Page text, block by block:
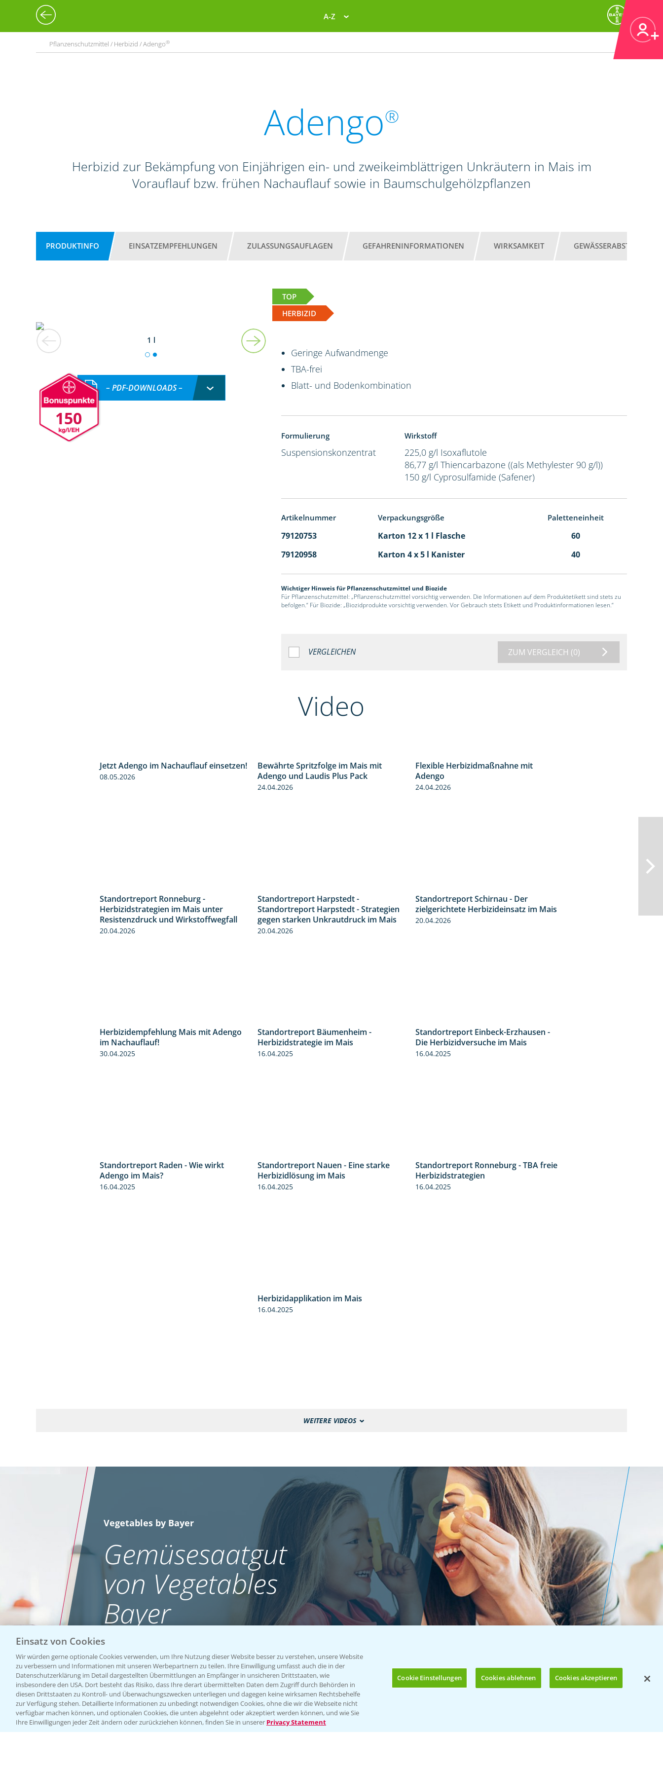
A-Z
Pflanzenschutzmittel / Herbizid / Adengo®
Adengo®
Herbizid zur Bekämpfung von Einjährigen ein- und zweikeimblättrigen Unkräutern in Mais im
Vorauflauf bzw. frühen Nachauflauf sowie in Baumschulgehölzpflanzen
PRODUKTINFO EINSATZEMPFEHLUNGEN ZULASSUNGSAUFLAGEN GEFAHRENINFORMATIONEN WIRKSAMKEIT GEWÄSSERABSTAND
TOP
HERBIZID
1 l
150
– PDF-DOWNLOADS –
Geringe Aufwandmenge
TBA-frei
Blatt- und Bodenkombination
Formulierung
Suspensionskonzentrat
Wirkstoff
225,0 g/l Isoxaflutole
86,77 g/l Thiencarbazone ((als Methylester 90 g/l))
150 g/l Cyprosulfamide (Safener)
Artikelnummer Verpackungsgröße Paletteneinheit
79120753 Karton 12 x 1 l Flasche
60
79120958
Karton 4 x 5 l Kanister 40
Wichtiger Hinweis für Pflanzenschutzmittel und Biozide
Für Pflanzenschutzmittel: „Pflanzenschutzmittel vorsichtig verwenden. Die Informationen auf dem Produktetikett sind stets zu
befolgen.“ Für Biozide: „Biozidprodukte vorsichtig verwenden. Vor Gebrauch stets Etikett und Produktinformationen lesen.“
VERGLEICHEN ZUM VERGLEICH (0)
Video
Jetzt Adengo im Nachauflauf einsetzen!
08.05.2026
Bewährte Spritzfolge im Mais mit
Adengo und Laudis Plus Pack
24.04.2026
Flexible Herbizidmaßnahne mit
Adengo
24.04.2026
Standortreport Ronneburg -
Herbizidstrategien im Mais unter
Resistenzdruck und Wirkstoffwegfall
20.04.2026
9:11
Standortreport Harpstedt -
Standortreport Harpstedt - Strategien
gegen starken Unkrautdruck im Mais
20.04.2026
9:27
Standortreport Schirnau - Der
zielgerichtete Herbizideinsatz im Mais
20.04.2026
1:27
Herbizidempfehlung Mais mit Adengo
im Nachauflauf!
30.04.2025
Standortreport Bäumenheim -
Herbizidstrategie im Mais
16.04.2025
Standortreport Einbeck-Erzhausen -
Die Herbizidversuche im Mais
16.04.2025
Standortreport Raden - Wie wirkt
Adengo im Mais?
16.04.2025
Standortreport Nauen - Eine starke
Herbizidlösung im Mais
16.04.2025
Standortreport Ronneburg - TBA freie
Herbizidstrategien
16.04.2025
Herbizidapplikation im Mais
16.04.2025
WEITERE VIDEOS
Bis zu 4 Produkte vergleichen:
Vegetables by Bayer
Gemüsesaatgut
von Vegetables
Bayer
WEBSITE BESUCHEN
Einsatz von Cookies
Wir würden gerne optionale Cookies verwenden, um Ihre Nutzung dieser Website besser zu verstehen, unsere Website
zu verbessern und Informationen mit unseren Werbepartnern zu teilen. Ihre Einwilligung umfasst auch die in der
Datenschutzerklärung im Detail dargestellten Übermittlungen an Empfänger in unsicheren Drittstaaten, wie
insbesondere den USA. Dort besteht das Risiko, dass Ihre derart übermittelten Daten dem Zugriff durch Behörden in
diesen Drittstaaten zu Kontroll- und Überwachungszwecken unterliegen und dagegen keine wirksamen Rechtsbehelfe
zur Verfügung stehen. Detaillierte Informationen zu unbedingt notwendigen Cookies, ohne die wir die Webseite nicht
verfügbar machen können, und optionalen Cookies, die unten abgelehnt oder akzeptiert werden können, und wie Sie
Ihre Einwilligungen jeder Zeit ändern oder zurückziehen können, finden Sie in unserer Privacy Statement
Cookie Einstellungen Cookies ablehnen Cookies akzeptieren